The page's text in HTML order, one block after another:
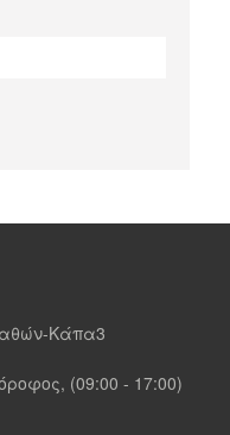
Κάπα3
(09:00 - 17:00)